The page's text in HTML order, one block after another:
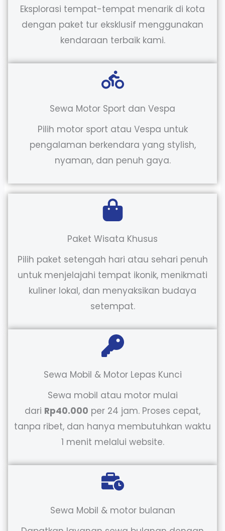
Eksplorasi tempat-tempat menarik di kota
dengan paket tur eksklusif menggunakan
kendaraan terbaik kami.
Sewa Motor Sport dan Vespa
Pilih motor sport atau Vespa untuk
pengalaman berkendara yang stylish,
nyaman, dan penuh gaya.
Paket Wisata Khusus
Pilih paket setengah hari atau sehari penuh
untuk menjelajahi tempat ikonik, menikmati
kuliner lokal, dan menyaksikan budaya
setempat.
Sewa Mobil & Motor Lepas Kunci
Sewa mobil atau motor mulai
dari Rp40.000 per 24 jam. Proses cepat,
tanpa ribet, dan hanya membutuhkan waktu
1 menit melalui website.
Sewa Mobil & motor bulanan